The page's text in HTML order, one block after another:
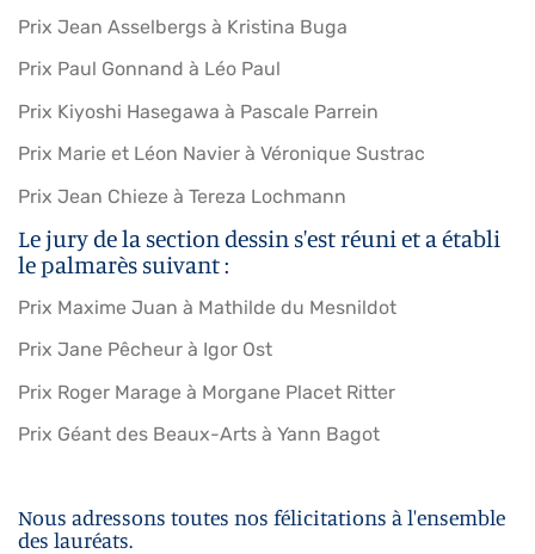
Prix Jean Asselbergs à Kristina Buga
Prix Paul Gonnand à Léo Paul
Prix Kiyoshi Hasegawa à Pascale Parrein
Prix Marie et Léon Navier à Véronique Sustrac
Prix Jean Chieze à Tereza Lochmann
Le jury de la section dessin s'est réuni et a établi
le palmarès suivant :
Prix Maxime Juan à Mathilde du Mesnildot
Prix Jane Pêcheur à Igor Ost
Prix Roger Marage à Morgane Placet Ritter
Prix Géant des Beaux-Arts à Yann Bagot
Nous adressons toutes nos félicitations à l'ensemble
des lauréats.